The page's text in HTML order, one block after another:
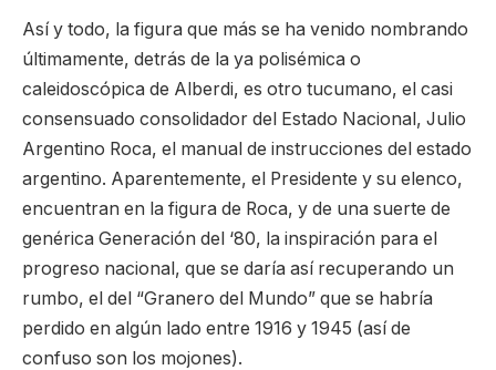
Así y todo, la figura que más se ha venido nombrando
últimamente, detrás de la ya polisémica o
caleidoscópica de Alberdi, es otro tucumano, el casi
consensuado consolidador del Estado Nacional, Julio
Argentino Roca, el manual de instrucciones del estado
argentino. Aparentemente, el Presidente y su elenco,
encuentran en la figura de Roca, y de una suerte de
genérica Generación del ‘80, la inspiración para el
progreso nacional, que se daría así recuperando un
rumbo, el del “Granero del Mundo” que se habría
perdido en algún lado entre 1916 y 1945 (así de
confuso son los mojones).